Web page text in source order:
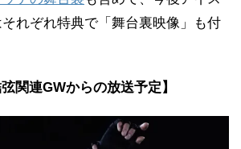
れぞれ特典で「舞台裏映像」も付
弦関連GWからの放送予定】